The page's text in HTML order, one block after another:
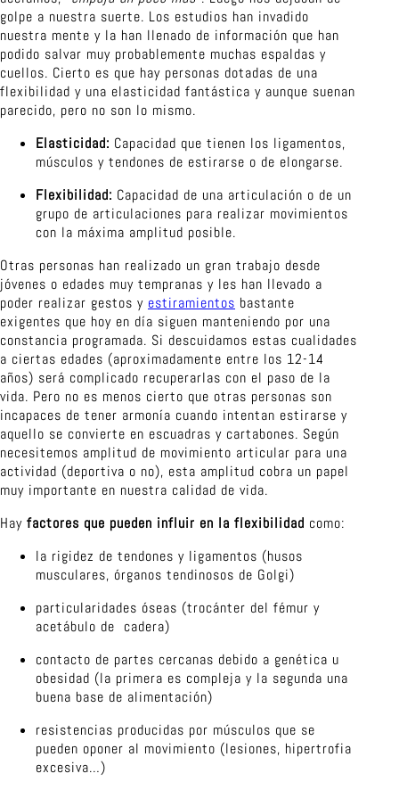
golpe a nuestra suerte. Los estudios han invadido
nuestra mente y la han llenado de información que han
podido salvar muy probablemente muchas espaldas y
cuellos. Cierto es que hay personas dotadas de una
flexibilidad y una elasticidad fantástica y aunque suenan
parecido, pero no son lo mismo.
Elasticidad: Capacidad que tienen los ligamentos,
músculos y tendones de estirarse o de elongarse.
Flexibilidad: Capacidad de una articulación o de un
grupo de articulaciones para realizar movimientos
con la máxima amplitud posible.
Otras personas han realizado un gran trabajo desde
jóvenes o edades muy tempranas y les han llevado a
poder realizar gestos y estiramientos bastante
exigentes que hoy en día siguen manteniendo por una
constancia programada. Si descuidamos estas cualidades
a ciertas edades (aproximadamente entre los 12-14
años) será complicado recuperarlas con el paso de la
vida. Pero no es menos cierto que otras personas son
incapaces de tener armonía cuando intentan estirarse y
aquello se convierte en escuadras y cartabones. Según
necesitemos amplitud de movimiento articular para una
actividad (deportiva o no), esta amplitud cobra un papel
muy importante en nuestra calidad de vida.
Hay factores que pueden influir en la flexibilidad como:
la rigidez de tendones y ligamentos (husos
musculares, órganos tendinosos de Golgi)
particularidades óseas (trocánter del fémur y
acetábulo de cadera)
contacto de partes cercanas debido a genética u
obesidad (la primera es compleja y la segunda una
buena base de alimentación)
resistencias producidas por músculos que se
pueden oponer al movimiento (lesiones, hipertrofia
excesiva…)